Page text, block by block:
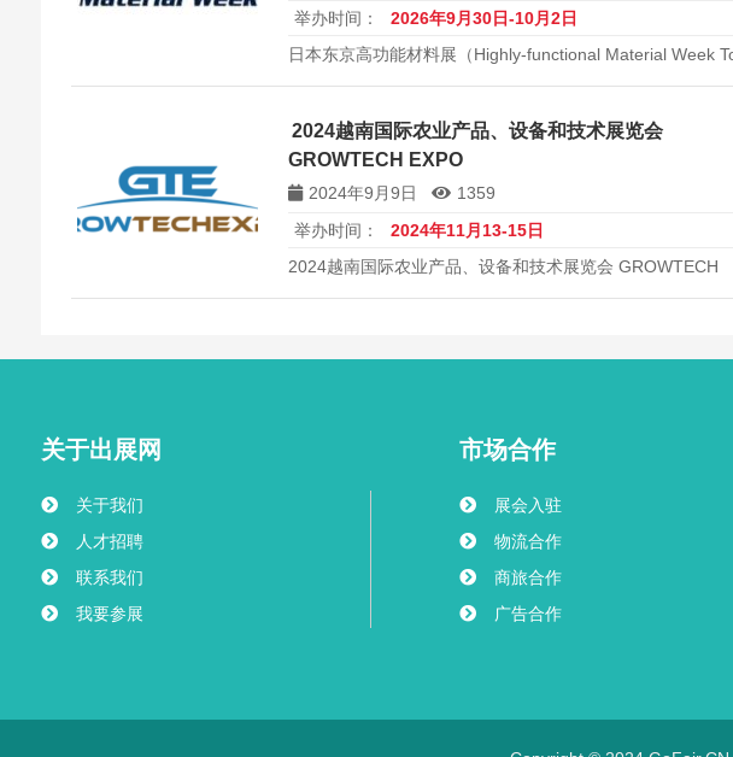
举办时间：
2026年9月30日-10月2日
日本东京高功能材料展（Highly-functional Material Week
2024越南国际农业产品、设备和技术展览会
GROWTECH EXPO
2024年9月9日
1359
举办时间：
2024年11月13-15日
2024越南国际农业产品、设备和技术展览会 GROWTECH
关于出展网
关于我们
人才招聘
联系我们
我要参展
市场合作
展会入驻
物流合作
商旅合作
广告合作